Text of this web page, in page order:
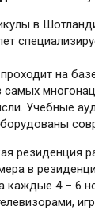
в
на
самых
Учебные
резиденция
в
каждые 4 – 6